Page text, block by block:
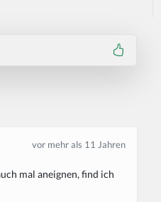
vor mehr als 11 Jahren
mal aneignen, find ich